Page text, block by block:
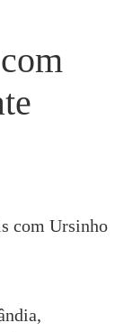
com Ursinho